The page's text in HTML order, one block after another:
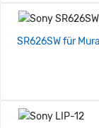
SR626SW für